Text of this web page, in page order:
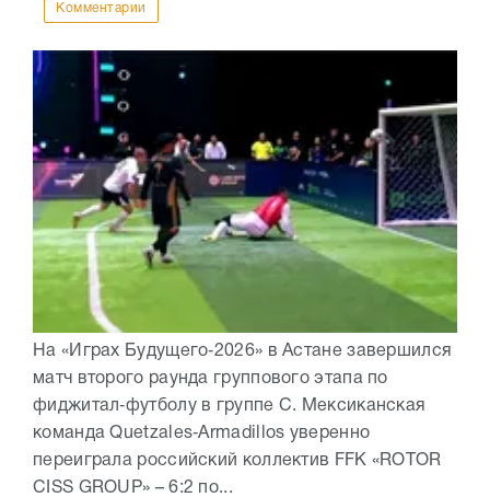
Комментарии
На «Играх Будущего‑2026» в Астане завершился
матч второго раунда группового этапа по
фиджитал‑футболу в группе C. Мексиканская
команда Quetzales‑Armadillos уверенно
переиграла российский коллектив FFK «ROTOR
CISS GROUP» – 6:2 по...